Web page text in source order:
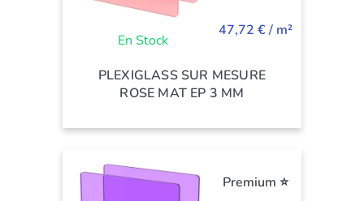
En Stock
47,72 € / m²
PLEXIGLASS SUR MESURE
ROSE MAT EP 3 MM
Premium ⭐